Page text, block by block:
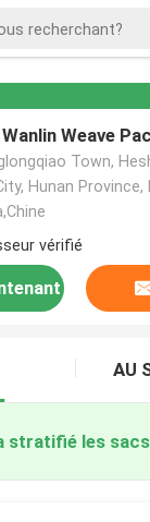
Weave
Town,
Hunan Province,
vérifié
AU